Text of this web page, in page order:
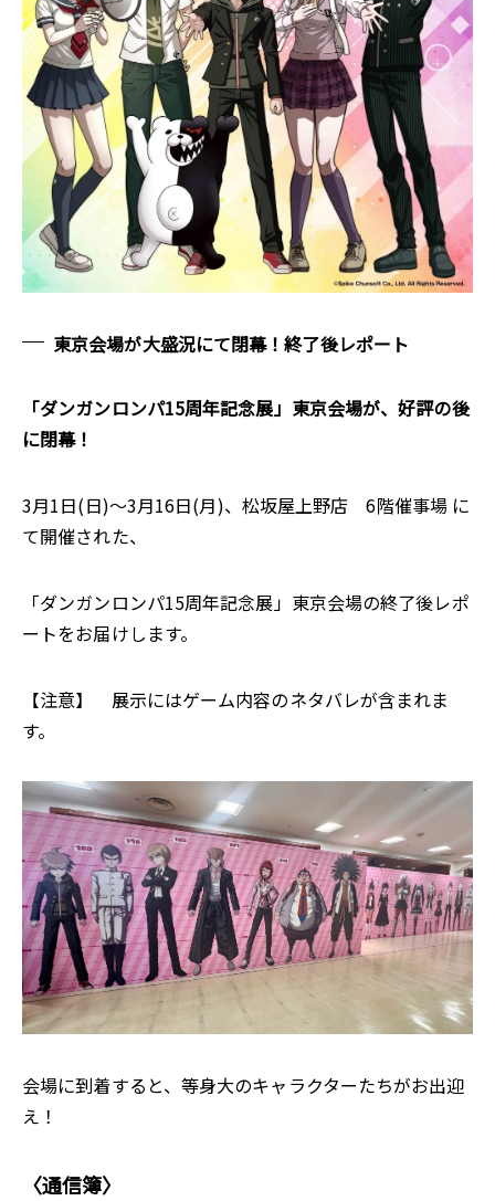
東京会場が大盛況にて閉幕！終了後レポート
「ダンガンロンパ15周年記念展」東京会場が、好評の後
に閉幕！
3月1日(日)～3月16日(月)、松坂屋上野店 6階催事場 に
て開催された、
「ダンガンロンパ15周年記念展」東京会場の終了後レポ
ートをお届けします。
【注意】 展示にはゲーム内容のネタバレが含まれま
す。
会場に到着すると、等身大のキャラクターたちがお出迎
え！
〈通信簿〉